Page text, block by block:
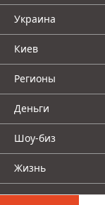
Украина
Киев
Регионы
Деньги
Шоу-биз
Жизнь
О нас